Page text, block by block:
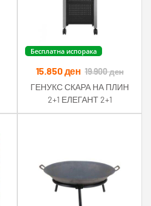
Бесплатна испорака
15.850 ден 19.900ден
ГЕНУКС СКАРА НА ПЛИН
2+1 ЕЛЕГАНТ 2+1